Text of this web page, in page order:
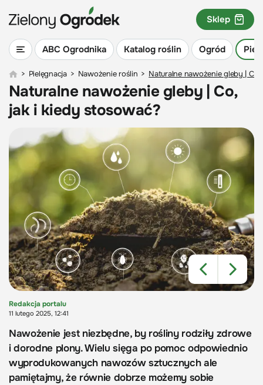
ABC Ogrodnika Katalog roślin Ogród
Sklep
> Pielęgnacja > Nawożenie roślin > Naturalne nawożenie gleby |
Naturalne nawożenie gleby | Co,
jak i kiedy stosować?
Redakcja portalu
11 lutego 2025, 12:41
Nawożenie jest niezbędne, by rośliny rodziły zdrowe
i dorodne plony. Wielu sięga po pomoc odpowiednio
wyprodukowanych nawozów sztucznych ale
pamiętajmy, że równie dobrze możemy sobie